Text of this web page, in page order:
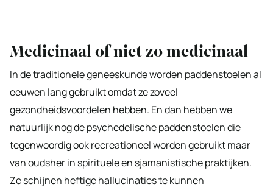
Medicinaal of niet zo medicinaal
In de traditionele geneeskunde worden paddenstoelen al
eeuwen lang gebruikt omdat ze zoveel
gezondheidsvoordelen hebben. En dan hebben we
natuurlijk nog de psychedelische paddenstoelen die
tegenwoordig ook recreationeel worden gebruikt maar
van oudsher in spirituele en sjamanistische praktijken.
Ze schijnen heftige hallucinaties te kunnen